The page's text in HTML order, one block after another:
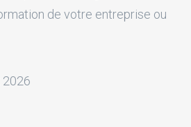
de votre entreprise ou
2026